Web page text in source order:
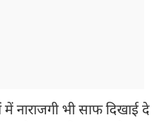
में नाराजगी भी साफ दिखाई दे